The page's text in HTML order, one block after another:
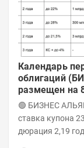
Календарь
облигаций
размещен на
🟢 БИЗНЕС
ставка купона
дюрация 2,19